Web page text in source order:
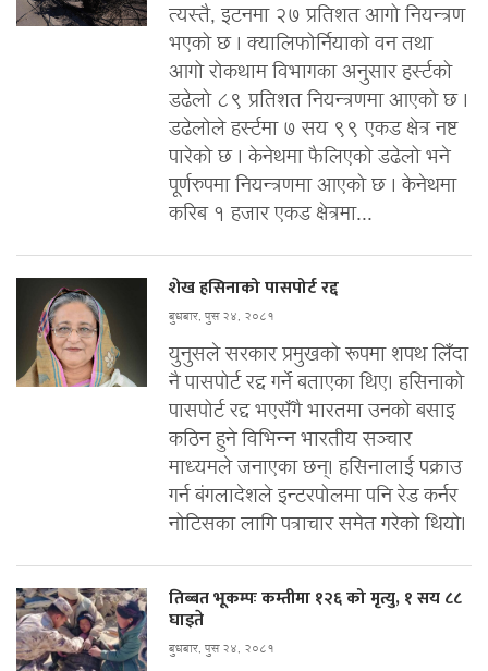
त्यस्तै, इटनमा २७ प्रतिशत आगो नियन्त्रण
भएको छ । क्यालिफोर्नियाको वन तथा
आगो रोकथाम विभागका अनुसार हर्स्टको
डढेलो ८९ प्रतिशत नियन्त्रणमा आएको छ ।
डढेलोले हर्स्टमा ७ सय ९९ एकड क्षेत्र नष्ट
पारेको छ । केनेथमा फैलिएको डढेलो भने
पूर्णरुपमा नियन्त्रणमा आएको छ । केनेथमा
करिब १ हजार एकड क्षेत्रमा...
शेख हसिनाको पासपोर्ट रद्द
बुधबार, पुस २४, २०८१
युनुसले सरकार प्रमुखको रूपमा शपथ लिँदा
नै पासपोर्ट रद्द गर्ने बताएका थिए। हसिनाको
पासपोर्ट रद्द भएसँगै भारतमा उनको बसाइ
कठिन हुने विभिन्न भारतीय सञ्चार
माध्यमले जनाएका छन्। हसिनालाई पक्राउ
गर्न बंगलादेशले इन्टरपोलमा पनि रेड कर्नर
नोटिसका लागि पत्राचार समेत गरेको थियो।
तिब्बत भूकम्पः कम्तीमा १२६ को मृत्यु, १ सय ८८
घाइते
बुधबार, पुस २४, २०८१